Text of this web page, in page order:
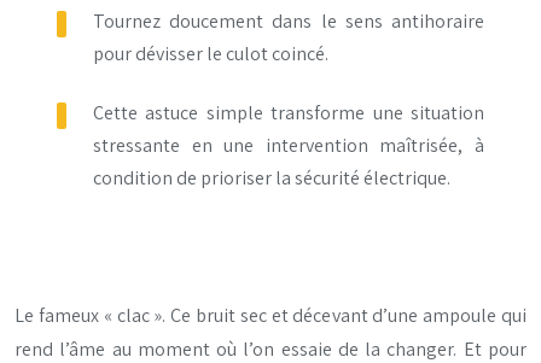
Tournez doucement dans le sens antihoraire
pour dévisser le culot coincé.
Cette astuce simple transforme une situation
stressante en une intervention maîtrisée, à
condition de prioriser la sécurité électrique.
Le fameux « clac ». Ce bruit sec et décevant d’une ampoule qui
rend l’âme au moment où l’on essaie de la changer. Et pour